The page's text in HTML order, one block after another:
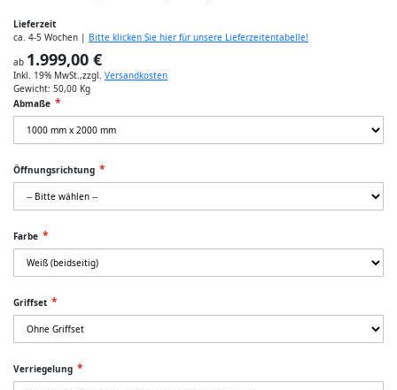
Lieferzeit
ca. 4-5 Wochen | Bitte klicken Sie hier für unsere Lieferzeitentabelle!
ab 1.999,00 €
Inkl. 19% MwSt.,zzgl. Versandkosten
Gewicht: 50,00 Kg
Abmaße
Öffnungsrichtung
Farbe
Griffset
Verriegelung